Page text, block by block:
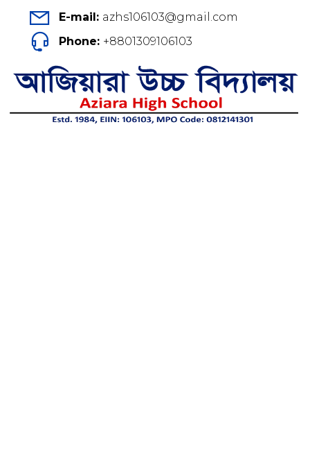
E-mail: azhs106103@gmail.com
Phone: +8801309106103